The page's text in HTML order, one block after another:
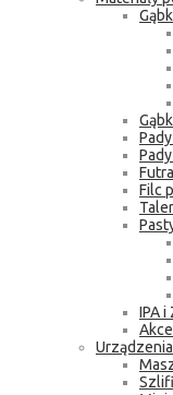
Filc
IPA i
Urządzenia